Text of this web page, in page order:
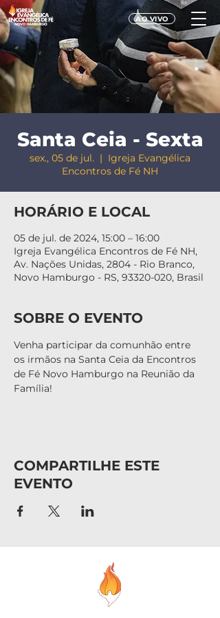
AO VIVO
Santa Ceia - Sexta
sex., 05 de jul.
  |
Igreja Evangélica
Encontros de Fé NH
HORÁRIO E LOCAL
05 de jul. de 2024, 15:00 – 16:00
Igreja Evangélica Encontros de Fé NH,
Av. Nações Unidas, 2804 - Rio Branco,
Novo Hamburgo - RS, 93320-020, Brasil
SOBRE O EVENTO
Venha participar da comunhão entre
os irmãos na Santa Ceia da Encontros
de Fé Novo Hamburgo na Reunião da
Família!
COMPARTILHE ESTE
EVENTO